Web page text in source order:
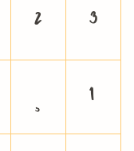
²
³
¸
¹